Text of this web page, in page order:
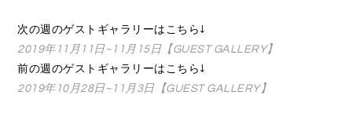
次の週のゲストギャラリーはこちら↓
2019年11月11日~11月15日【GUEST GALLERY】
前の週のゲストギャラリーはこちら↓
2019年10月28日~11月3日【GUEST GALLERY】